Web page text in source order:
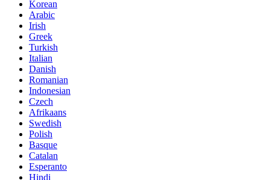
Korean
Arabic
Irish
Greek
Turkish
Italian
Danish
Romanian
Indonesian
Czech
Afrikaans
Swedish
Polish
Basque
Catalan
Esperanto
Hindi